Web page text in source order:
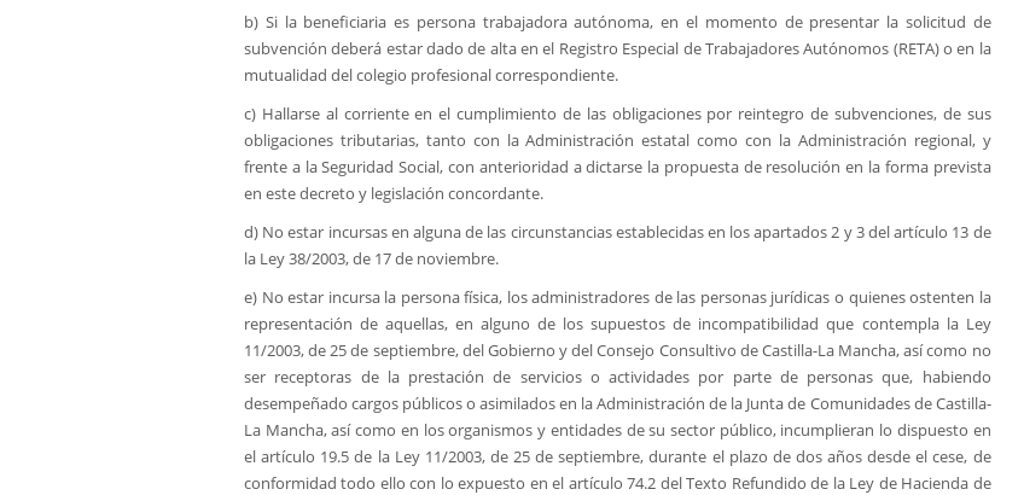
b) Si la beneficiaria es persona trabajadora autónoma, en el momento de presentar la solicitud de
subvención deberá estar dado de alta en el Registro Especial de Trabajadores Autónomos (RETA) o en la
mutualidad del colegio profesional correspondiente.
c) Hallarse al corriente en el cumplimiento de las obligaciones por reintegro de subvenciones, de sus
obligaciones tributarias, tanto con la Administración estatal como con la Administración regional, y
frente a la Seguridad Social, con anterioridad a dictarse la propuesta de resolución en la forma prevista
en este decreto y legislación concordante.
d) No estar incursas en alguna de las circunstancias establecidas en los apartados 2 y 3 del artículo 13 de
la Ley 38/2003, de 17 de noviembre.
e) No estar incursa la persona física, los administradores de las personas jurídicas o quienes ostenten la
representación de aquellas, en alguno de los supuestos de incompatibilidad que contempla la Ley
11/2003, de 25 de septiembre, del Gobierno y del Consejo Consultivo de Castilla-La Mancha, así como no
ser receptoras de la prestación de servicios o actividades por parte de personas que, habiendo
desempeñado cargos públicos o asimilados en la Administración de la Junta de Comunidades de Castilla-
La Mancha, así como en los organismos y entidades de su sector público, incumplieran lo dispuesto en
el artículo 19.5 de la Ley 11/2003, de 25 de septiembre, durante el plazo de dos años desde el cese, de
conformidad todo ello con lo expuesto en el artículo 74.2 del Texto Refundido de la Ley de Hacienda de